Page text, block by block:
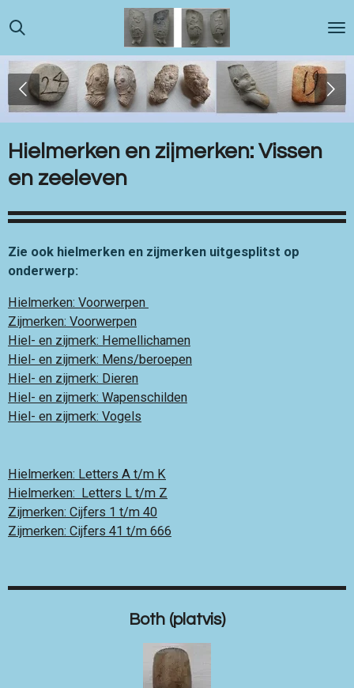
Ga
direct
naar
de
hoofdinhoud
Hielmerken en zijmerken: Vissen
en zeeleven
Zie ook hielmerken en zijmerken uitgesplitst op
onderwerp:
Hielmerken: Voorwerpen
Zijmerken: Voorwerpen
Hiel- en zijmerk: Hemellichamen
Hiel- en zijmerk: Mens/beroepen
Hiel- en zijmerk: Dieren
Hiel- en zijmerk: Wapenschilden
Hiel- en zijmerk: Vogels
Hielmerken: Letters A t/m K
Hielmerken: Letters L t/m Z
Zijmerken: Cijfers 1 t/m 40
Zijmerken: Cijfers 41 t/m 666
Both (platvis)